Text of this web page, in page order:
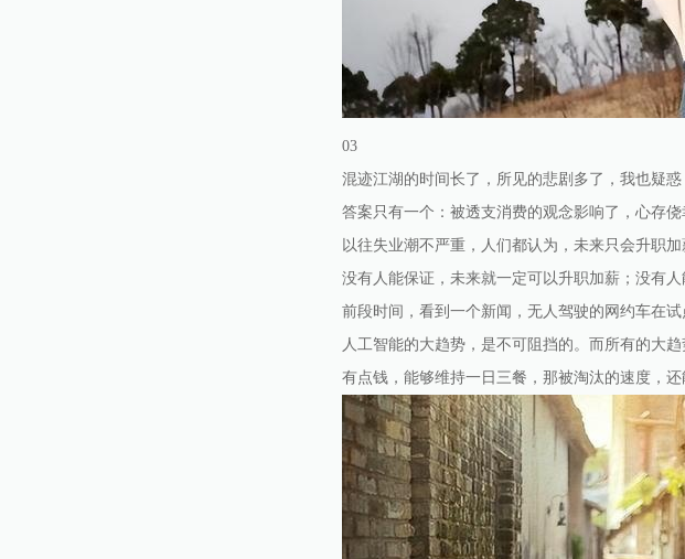
03
混迹江湖的时间长了，所见的悲剧多了，我也疑
答案只有一个：被透支消费的观念影响了，心存侥
以往失业潮不严重，人们都认为，未来只会升职
没有人能保证，未来就一定可以升职加薪；没有
前段时间，看到一个新闻，无人驾驶的网约车在
人工智能的大趋势，是不可阻挡的。而所有的大
有点钱，能够维持一日三餐，那被淘汰的速度，